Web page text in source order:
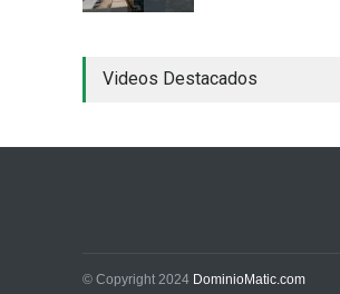
industrial y el
Sin Categoría 1 de
Videos Destacados
© Copyright 2024 DominioMatic.com